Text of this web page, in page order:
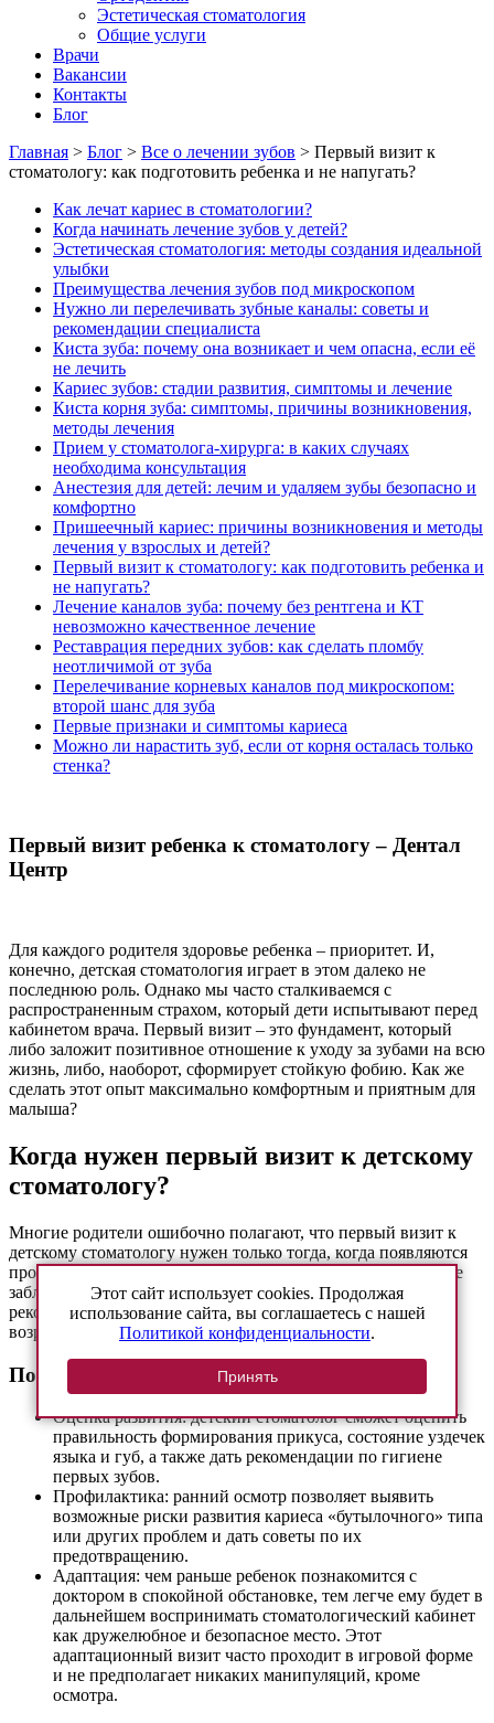
Эстетическая стоматология
Общие услуги
Врачи
Вакансии
Контакты
Блог
Главная > Блог > Все о лечении зубов > Первый визит к
стоматологу: как подготовить ребенка и не напугать?
Как лечат кариес в стоматологии?
Когда начинать лечение зубов у детей?
Эстетическая стоматология: методы создания идеальной
улыбки
Преимущества лечения зубов под микроскопом
Нужно ли перелечивать зубные каналы: советы и
рекомендации специалиста
Киста зуба: почему она возникает и чем опасна, если её
не лечить
Кариес зубов: стадии развития, симптомы и лечение
Киста корня зуба: симптомы, причины возникновения,
методы лечения
Прием у стоматолога-хирурга: в каких случаях
необходима консультация
Анестезия для детей: лечим и удаляем зубы безопасно и
комфортно
Пришеечный кариес: причины возникновения и методы
лечения у взрослых и детей?
Первый визит к стоматологу: как подготовить ребенка и
не напугать?
Лечение каналов зуба: почему без рентгена и КТ
невозможно качественное лечение
Реставрация передних зубов: как сделать пломбу
неотличимой от зуба
Перелечивание корневых каналов под микроскопом:
второй шанс для зуба
Первые признаки и симптомы кариеса
Можно ли нарастить зуб, если от корня осталась только
стенка?
Первый визит ребенка к стоматологу – Дентал
Центр
Для каждого родителя здоровье ребенка – приоритет. И,
конечно, детская стоматология играет в этом далеко не
последнюю роль. Однако мы часто сталкиваемся с
распространенным страхом, который дети испытывают перед
кабинетом врача. Первый визит – это фундамент, который
либо заложит позитивное отношение к уходу за зубами на всю
жизнь, либо, наоборот, сформирует стойкую фобию. Как же
сделать этот опыт максимально комфортным и приятным для
малыша?
Когда нужен первый визит к детскому
стоматологу?
Многие родители ошибочно полагают, что первый визит к
детскому стоматологу нужен только тогда, когда появляются
проблемы: кариес, боль, воспаление. Это распространенное
заблуждение. Специалисты детской стоматологии
рекомендуют приводить ребенка на первый осмотр уже в
возрасте 6-12 месяцев, или же с появлением первого зуба.
Почему так рано?
Оценка развития: детский стоматолог сможет оценить
правильность формирования прикуса, состояние уздечек
языка и губ, а также дать рекомендации по гигиене
первых зубов.
Профилактика: ранний осмотр позволяет выявить
возможные риски развития кариеса «бутылочного» типа
или других проблем и дать советы по их
предотвращению.
Адаптация: чем раньше ребенок познакомится с
доктором в спокойной обстановке, тем легче ему будет в
дальнейшем воспринимать стоматологический кабинет
как дружелюбное и безопасное место. Этот
адаптационный визит часто проходит в игровой форме
и не предполагает никаких манипуляций, кроме
осмотра.
Этот сайт использует cookies. Продолжая
использование сайта, вы соглашаетесь с нашей
Политикой конфиденциальности.
Принять